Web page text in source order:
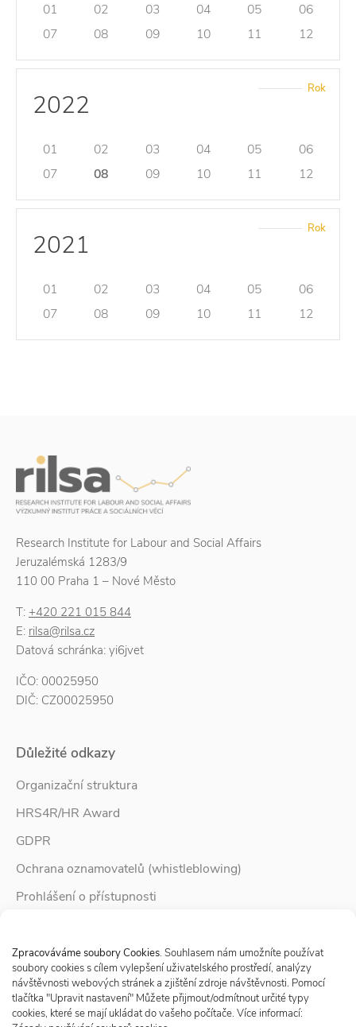
Zpracováváme soubory Cookies. Souhlasem nám umožníte používat
soubory cookies s cílem vylepšení uživatelského prostředí, analýzy
návštěvnosti webových stránek a zjištění zdroje návštěvnosti. Pomocí
tlačítka "Upravit nastavení" Můžete přijmout/odmítnout určité typy
cookies, které se mají ukládat do vašeho počítače. Více informací:
01 02 03 04 05
06
07
08 09 10 11 12
Rok
2022
01 02 03 04 05
06
07
08 09 10 11 12
Rok
2021
01 02 03 04 05
06
07
08 09 10 11 12
Research Institute for Labour and Social Affairs
Jeruzalémská 1283/9
110 00 Praha 1 – Nové Město
T: +420 221 015 844
E: rilsa@rilsa.cz
Datová schránka: yi6jvet
IČO: 00025950
DIČ: CZ00025950
Důležité odkazy
Organizační struktura
HRS4R/HR Award
GDPR
Ochrana oznamovatelů (whistleblowing)
Prohlášení o přístupnosti
Zpravodaj Rodina
Sledujte nás